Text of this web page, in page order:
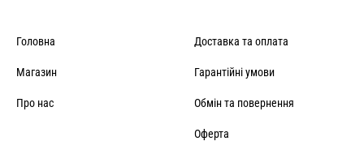
Головна
Магазин
Про нас
Доставка та оплата
Гарантійні умови
Обмін та повернення
Оферта